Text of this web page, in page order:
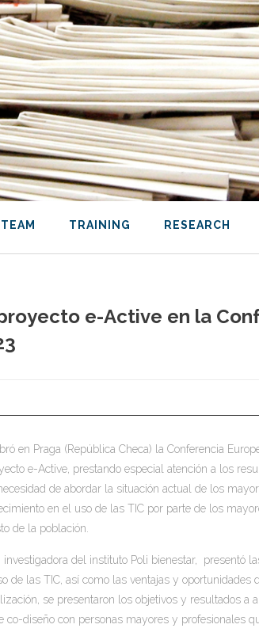
TEAM TRAINING RESEARCH
e-Active en la
en Praga (República Checa) la Conferencia
e-Active, prestando especial atención a los
de abordar la situación actual de los
en el uso de las TIC por parte de los
de la población.
investigadora del instituto Poli bienestar, presentó
de las TIC, así como las ventajas y oportunidades
se presentaron los objetivos y resultados a
co-diseño con personas mayores y profesionales